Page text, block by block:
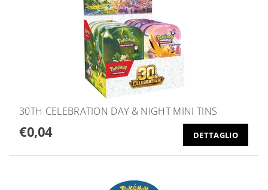
30TH CELEBRATION DAY & NIGHT MINI TINS
€0,04 DETTAGLIO